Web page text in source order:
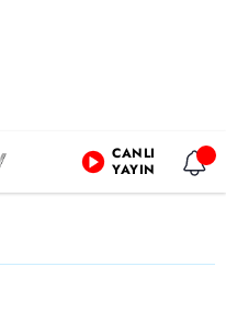
CANLI
YAYIN